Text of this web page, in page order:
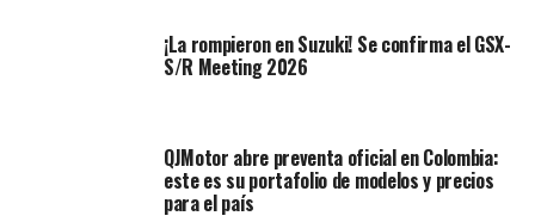
¡La rompieron en Suzuki! Se confirma el GSX-
S/R Meeting 2026
QJMotor abre preventa oficial en Colombia:
este es su portafolio de modelos y precios
para el país